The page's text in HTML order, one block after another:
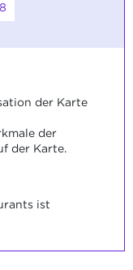
der Karte
der
der Karte.
ist